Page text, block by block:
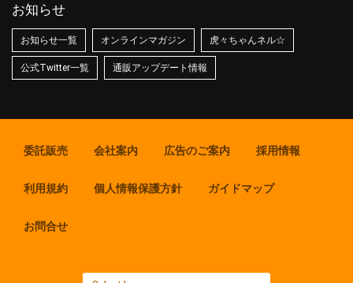
お知らせ
お知らせ一覧 オンラインマガジン 虎々ちゃんネル☆
公式Twitter一覧 通販アップデート情報
委託販売 会社案内 広告のご案内 採用情報
利用規約 個人情報保護方針 ガイドマップ
お問合せ